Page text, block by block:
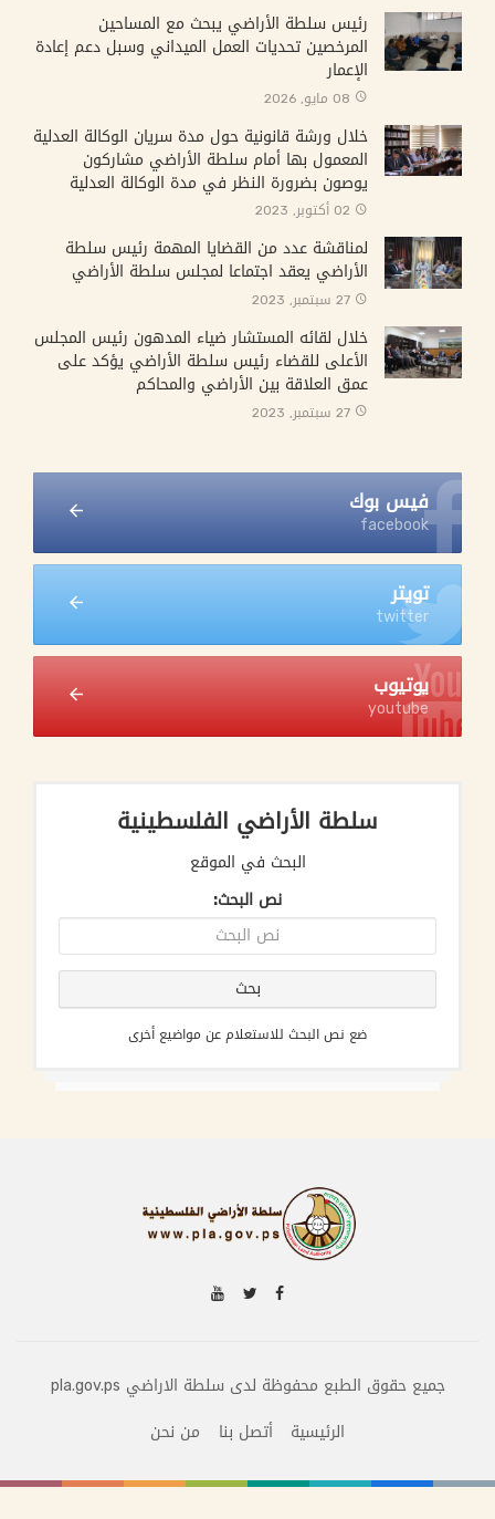
رئيس سلطة الأراضي يبحث مع المساحين
المرخصين تحديات العمل الميداني وسبل دعم إعادة
الإعمار
08 مايو, 2026
خلال ورشة قانونية حول مدة سريان الوكالة العدلية
المعمول بها أمام سلطة الأراضي مشاركون
يوصون بضرورة النظر في مدة الوكالة العدلية
02 أكتوبر, 2023
لمناقشة عدد من القضايا المهمة رئيس سلطة
الأراضي يعقد اجتماعا لمجلس سلطة الأراضي
27 سبتمبر, 2023
خلال لقائه المستشار ضياء المدهون رئيس المجلس
الأعلى للقضاء رئيس سلطة الأراضي يؤكد على
عمق العلاقة بين الأراضي والمحاكم
27 سبتمبر, 2023
فيس بوك
facebook
تويتر
twitter
يوتيوب
youtube
سلطة الأراضي الفلسطينية
البحث في الموقع
نص البحث:
ضع نص البحث للاستعلام عن مواضيع أخرى
جميع حقوق الطبع محفوظة لدى سلطة الاراضي pla.gov.ps
الرئيسية
أتصل بنا من نحن